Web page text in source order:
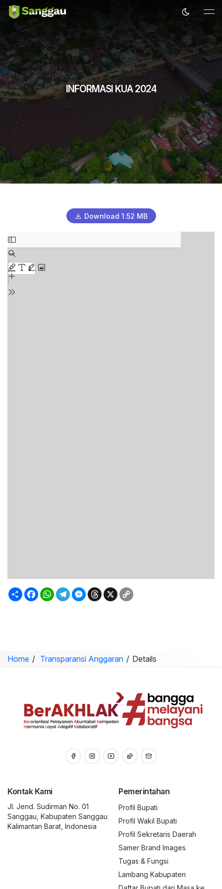
INFORMASI KUA 2024
Download 1.52 MB
SambungFacebook
WhatsApp
TelegramMessenger
Threads
X
Home Transparansi Anggaran Details
Kontak Kami
Jl. Jend. Sudirman No. 01
Sanggau, Kabupaten Sanggau
Kalimantan Barat, Indonesia
Pemerintahan
Profil Bupati
Profil Wakil Bupati
Profil Sekretaris Daerah
Samer Brand Images
Tugas & Fungsi
Lambang Kabupaten